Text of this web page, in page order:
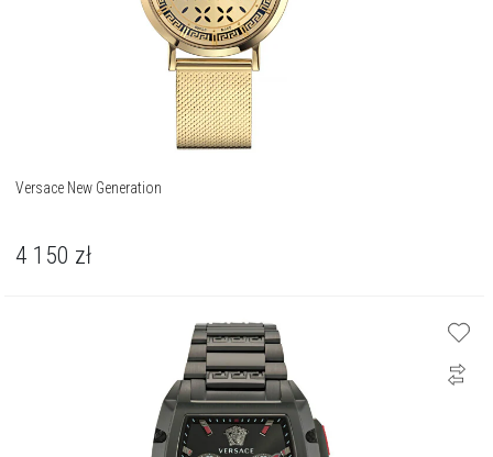
Versace New Generation
4 150 zł